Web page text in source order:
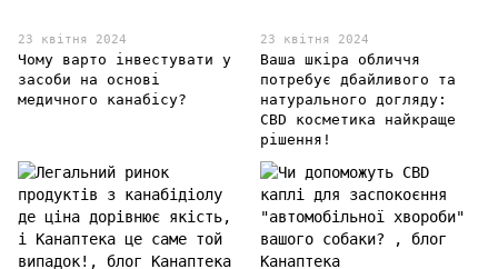
23 квітня 2024
Чому варто інвестувати у
засоби на основі
медичного канабісу?
23 квітня 2024
Ваша шкіра обличчя
потребує дбайливого та
натурального догляду:
CBD косметика найкраще
рішення!